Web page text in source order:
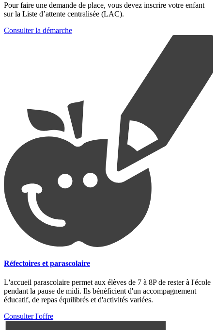
Pour faire une demande de place, vous devez inscrire votre enfant
sur la Liste d’attente centralisée (LAC).
Consulter la démarche
Réfectoires et parascolaire
L'accueil parascolaire permet aux élèves de 7 à 8P de rester à l'école
pendant la pause de midi. Ils bénéficient d'un accompagnement
éducatif, de repas équilibrés et d'activités variées.
Consulter l'offre